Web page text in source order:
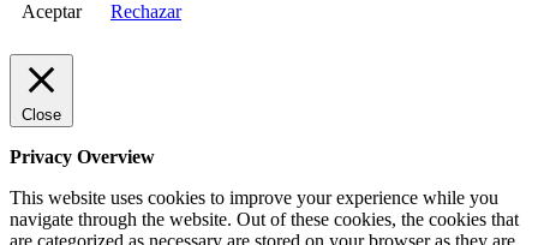
Aceptar Rechazar
Close
Privacy Overview
This website uses cookies to improve your experience while you
navigate through the website. Out of these cookies, the cookies that